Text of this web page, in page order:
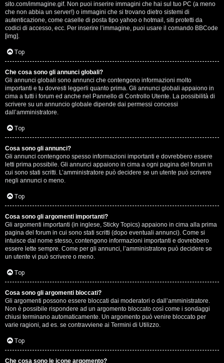
sito.com/immagine.gif. Non puoi inserire immagini che hai sul tuo PC (a meno
che non abbia un server!) o immagini che si trovano dietro sistemi di
autenticazione, come caselle di posta tipo yahoo o hotmail, siti protetti da
codici di accesso, ecc. Per inserire l’immagine, puoi usare il comando BBCode
[img].
Top
Che cosa sono gli annunci globali?
Gli annunci globali sono annunci che contengono informazioni molto
importanti e tu dovresti leggerli quanto prima. Gli annunci globali appaiono in
cima a tutti i forum ed anche nel Pannello di Controllo Utente. La possibilità di
scrivere su un annuncio globale dipende dai permessi concessi
dall’amministratore.
Top
Cosa sono gli annunci?
Gli annunci contengono spesso informazioni importanti e dovrebbero essere
letti prima possibile. Gli annunci appaiono in cima a ogni pagina del forum in
cui sono stati scritti. L’amministratore può decidere se un utente può scrivere
negli annunci o meno.
Top
Cosa sono gli argomenti importanti?
Gli argomenti importanti (in inglese, Sticky Topics) appaiono in cima alla prima
pagina del forum in cui sono stati scritti (dopo eventuali annunci). Come si
intuisce dal nome stesso, contengono informazioni importanti e dovrebbero
essere lette sempre. Come per gli annunci, l’amministratore può decidere se
un utente vi può scrivere o meno.
Top
Cosa sono gli argomenti bloccati?
Gli argomenti possono essere bloccati dai moderatori o dall’amministratore.
Non è possibile rispondere ad un argomento bloccato così come i sondaggi
chiusi terminano automaticamente. Un argomento può venire bloccato per
varie ragioni, ad es. se contravviene ai Termini di Utilizzo.
Top
Che cosa sono le icone argomento?
C
o
s
a
c
i
p
i
a
c
e
e
c
o
s
a
n
o
n
c
i